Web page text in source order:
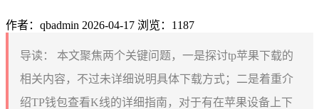
作者：qbadmin 2026-04-17 浏览：1187
导读：
本文聚焦两个关键问题，一是探讨tp苹果下载的
相关内容，不过未详细说明具体下载方式；二是着重介
绍TP钱包查看K线的详细指南，对于有在苹果设备上下